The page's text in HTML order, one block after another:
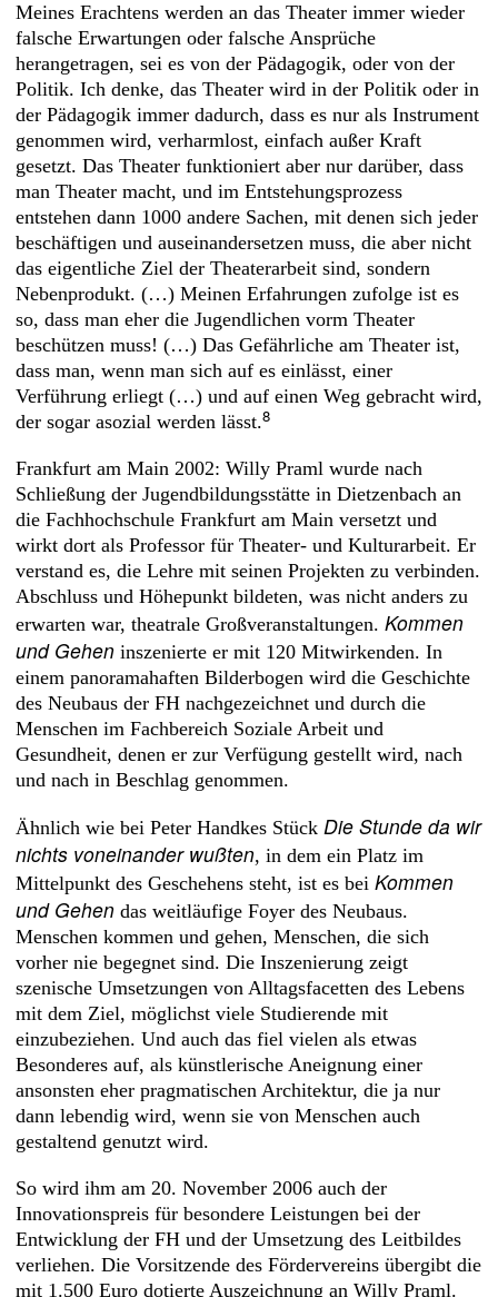
Meines Erachtens werden an das Theater immer wieder
falsche Erwartungen oder falsche Ansprüche
herangetragen, sei es von der Pädagogik, oder von der
Politik. Ich denke, das Theater wird in der Politik oder in
der Pädagogik immer dadurch, dass es nur als Instrument
genommen wird, verharmlost, einfach außer Kraft
gesetzt. Das Theater funktioniert aber nur darüber, dass
man Theater macht, und im Entstehungsprozess
entstehen dann 1000 andere Sachen, mit denen sich jeder
beschäftigen und auseinandersetzen muss, die aber nicht
das eigentliche Ziel der Theaterarbeit sind, sondern
Nebenprodukt. (…) Meinen Erfahrungen zufolge ist es
so, dass man eher die Jugendlichen vorm Theater
beschützen muss! (…) Das Gefährliche am Theater ist,
dass man, wenn man sich auf es einlässt, einer
Verführung erliegt (…) und auf einen Weg gebracht wird,
der sogar asozial werden lässt.8
Frankfurt am Main 2002: Willy Praml wurde nach
Schließung der Jugendbildungsstätte in Dietzenbach an
die Fachhochschule Frankfurt am Main versetzt und
wirkt dort als Professor für Theater- und Kulturarbeit. Er
verstand es, die Lehre mit seinen Projekten zu verbinden.
Abschluss und Höhepunkt bildeten, was nicht anders zu
erwarten war, theatrale Großveranstaltungen. Kommen
und Geheninszenierte er mit 120 Mitwirkenden. In
einem panoramahaften Bilderbogen wird die Geschichte
des Neubaus der FH nachgezeichnet und durch die
Menschen im Fachbereich Soziale Arbeit und
Gesundheit, denen er zur Verfügung gestellt wird, nach
und nach in Beschlag genommen.
Ähnlich wie bei Peter Handkes Stück Die Stunde da wir
nichts voneinander wußten, in dem ein Platz im
Mittelpunkt des Geschehens steht, ist es bei Kommen
und Gehendas weitläufige Foyer des Neubaus.
Menschen kommen und gehen, Menschen, die sich
vorher nie begegnet sind. Die Inszenierung zeigt
szenische Umsetzungen von Alltagsfacetten des Lebens
mit dem Ziel, möglichst viele Studierende mit
einzubeziehen. Und auch das fiel vielen als etwas
Besonderes auf, als künstlerische Aneignung einer
ansonsten eher pragmatischen Architektur, die ja nur
dann lebendig wird, wenn sie von Menschen auch
gestaltend genutzt wird.
So wird ihm am 20. November 2006 auch der
Innovationspreis für besondere Leistungen bei der
Entwicklung der FH und der Umsetzung des Leitbildes
verliehen. Die Vorsitzende des Fördervereins übergibt die
mit 1.500 Euro dotierte Auszeichnung an Willy Praml.